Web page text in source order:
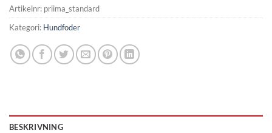
Artikelnr: priima_standard
Kategori: Hundfoder
BESKRIVNING